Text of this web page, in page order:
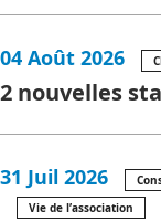
04 Août 2026
2 nouvelles
31 Juil 2026
Vie de l’association